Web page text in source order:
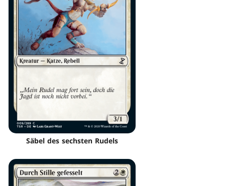
Säbel des sechsten Rudels